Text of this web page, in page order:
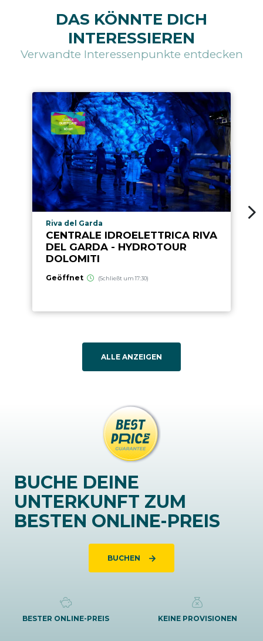
DAS KÖNNTE DICH
INTERESSIEREN
Verwandte Interessenpunkte entdecken
aria.poi_location_prefix
Riva del Garda
CENTRALE IDROELETTRICA RIVA
DEL GARDA - HYDROTOUR
DOLOMITI
Geöffnet (Schließt um 17:30)
ALLE ANZEIGEN
BUCHE DEINE
UNTERKUNFT ZUM
BESTEN ONLINE-PREIS
BUCHEN
BESTER ONLINE-PREIS KEINE PROVISIONEN